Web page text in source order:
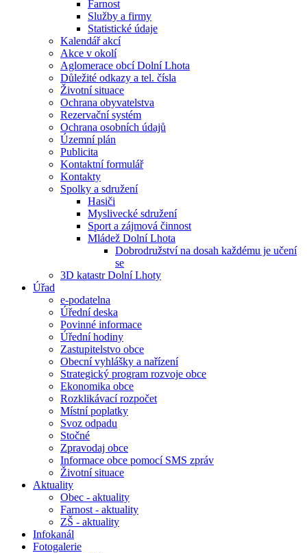
Farnost
Služby a firmy
Statistické údaje
Kalendář akcí
Akce v okolí
Aglomerace obcí Dolní Lhota
Důležité odkazy a tel. čísla
Životní situace
Ochrana obyvatelstva
Rezervační systém
Ochrana osobních údajů
Územní plán
Publicita
Kontaktní formulář
Kontakty
Spolky a sdružení
Hasiči
Myslivecké sdružení
Sport a zájmová činnost
Mládež Dolní Lhota
Dobrodružství na dosah každému je učení
se
3D katastr Dolní Lhoty
Úřad
e-podatelna
Úřední deska
Povinné informace
Úřední hodiny
Zastupitelstvo obce
Obecní vyhlášky a nařízení
Strategický program rozvoje obce
Ekonomika obce
Rozklikávací rozpočet
Místní poplatky
Svoz odpadu
Stočné
Zpravodaj obce
Informace obce pomocí SMS zpráv
Životní situace
Aktuality
Obec - aktuality
Farnost - aktuality
ZŠ - aktuality
Infokanál
Fotogalerie